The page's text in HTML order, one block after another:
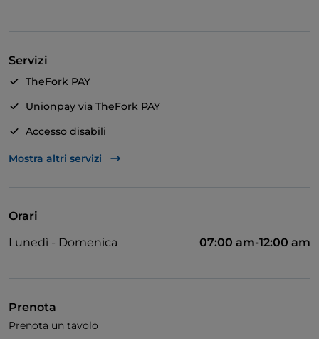
Servizi
TheFork PAY
Unionpay via TheFork PAY
Accesso disabili
American Express
Cocktail
Diners Club
Mostra altri servizi
Orari
Lunedì - Domenica
07:00 am-12:00 am
Prenota
Prenota un tavolo